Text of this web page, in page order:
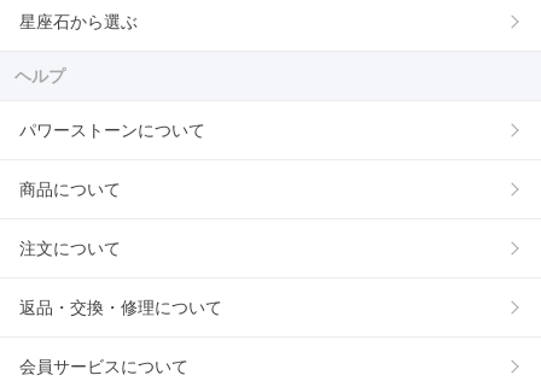
星座石から選ぶ
ヘルプ
パワーストーンについて
商品について
注文について
返品・交換・修理について
会員サービスについて